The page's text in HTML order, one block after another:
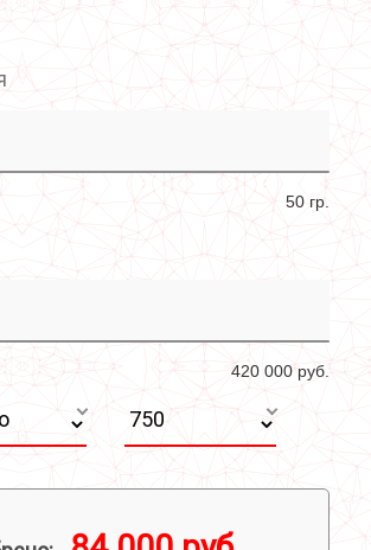
50 гр.
420 000 руб.